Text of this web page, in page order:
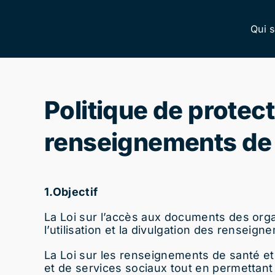
Qui
Politique de
renseignements
1.Objectif
La Loi sur l’accès aux documents des
l’utilisation et la divulgation des
La Loi sur les renseignements de santé
et de services sociaux tout en